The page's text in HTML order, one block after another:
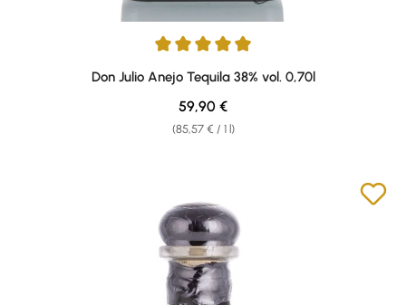
Average rating of 4.91 out of 5 stars
Don Julio Anejo Tequila 38% vol. 0,70l
(85,57 € / 1 l)
Regular price:
59,90 €